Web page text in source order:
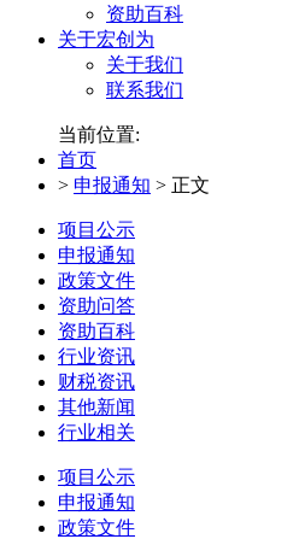
资助百科
关于宏创为
关于我们
联系我们
当前位置:
首页
> 申报通知 > 正文
项目公示
申报通知
政策文件
资助问答
资助百科
行业资讯
财税资讯
其他新闻
行业相关
项目公示
申报通知
政策文件